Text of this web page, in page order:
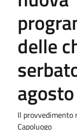
delle
agosto
Il provvedimento
Capoluogo